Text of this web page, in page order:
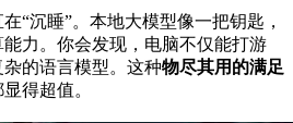
“沉睡”。本地大模型像一把钥匙，
力。你会发现，电脑不仅能打游
的语言模型。这种物尽其用的满足
得超值。